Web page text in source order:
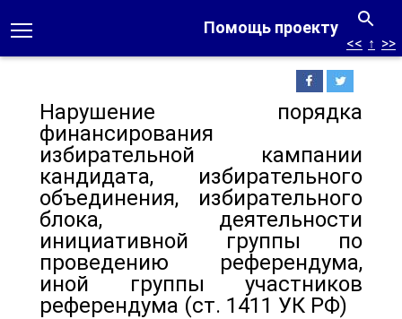
Помощь проекту
<< ↑ >>
Нарушение порядка
финансирования
избирательной кампании
кандидата, избирательного
объединения, избирательного
блока, деятельности
инициативной группы по
проведению референдума,
иной группы участников
референдума (ст. 1411 УК РФ)